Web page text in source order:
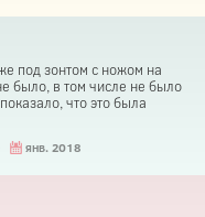
под зонтом с ножом на
было, в том числе не было
что это была
янв. 2018